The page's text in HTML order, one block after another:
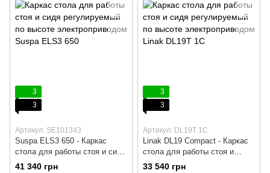
Геймерский, Пульт памяти на
4 позиции
Геймерский, Пульт памяти на
4 позиции
3
3
Артикул: SE101343
Suspa ELS3 650 - Каркас
стола для работы стоя и сидя
регулируемый по высоте
41 340 грн
3
3
Артикул: DL19T 1С
Linak DL19 Сompact - Каркас
стола для работы стоя и
сидя, Регулируемый по
33 540 грн